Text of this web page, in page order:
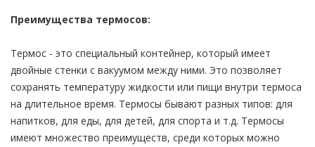
Преимущества термосов:
Термос - это специальный контейнер, который имеет
двойные стенки с вакуумом между ними. Это позволяет
сохранять температуру жидкости или пищи внутри термоса
на длительное время. Термосы бывают разных типов: для
напитков, для еды, для детей, для спорта и т.д. Термосы
имеют множество преимуществ, среди которых можно